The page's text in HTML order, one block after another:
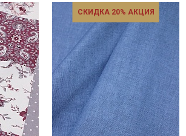
СКИДКА 20% АКЦИЯ